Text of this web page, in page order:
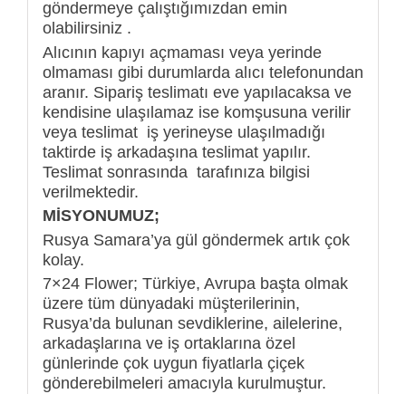
göndermeye çalıştığımızdan emin
olabilirsiniz .
Alıcının kapıyı açmaması veya yerinde
olmaması gibi durumlarda alıcı telefonundan
aranır. Sipariş teslimatı eve yapılacaksa ve
kendisine ulaşılamaz ise komşusuna verilir
veya teslimat iş yerineyse ulaşılmadığı
taktirde iş arkadaşına teslimat yapılır.
Teslimat sonrasında tarafınıza bilgisi
verilmektedir.
MİSYONUMUZ;
Rusya Samara’ya gül göndermek artık çok
kolay.
7×24 Flower; Türkiye, Avrupa başta olmak
üzere tüm dünyadaki müşterilerinin,
Rusya’da bulunan sevdiklerine, ailelerine,
arkadaşlarına ve iş ortaklarına özel
günlerinde çok uygun fiyatlarla çiçek
gönderebilmeleri amacıyla kurulmuştur.